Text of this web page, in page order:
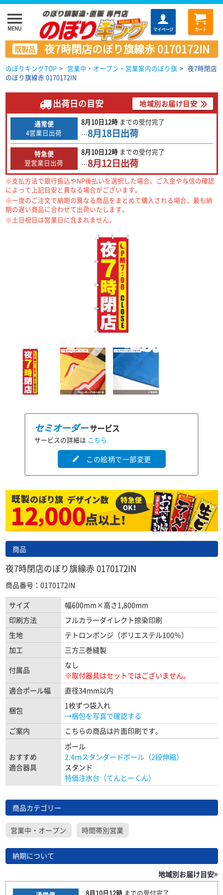
menu
MENU マイページ カート
既製品 夜7時閉店のぼり旗線赤 0170172IN
のぼりキングTOP > 営業中・オープン・営業案内のぼり旗 > 夜7時閉店
のぼり旗線赤 0170172IN
出荷日の目安 地域別お届け目安
通常便
4営業日出荷
8月10日12時 までの受付完了
…8月18日出荷
特急便
翌営業日出荷
8月10日12時 までの受付完了
…8月12日出荷
※支払方法で銀行振込やNP後払いを選択した場合、ご入金や与信の確認
によって上記目安と異なる場合がございます。
※一度のご注文で納期の異なる商品をまとめて購入される場合、最も納
期の遅い商品に合わせて出荷いたします。
※土日祝日は営業日に含まれません。
セミオーダーサービス
サービスの詳細は こちら
edit この絵柄で一部変更
商品
夜7時閉店のぼり旗線赤 0170172IN
商品番号：0170172IN
サイズ
幅600mm×高さ1,800mm
印刷方法
フルカラーダイレクト捺染印刷
生地
テトロンポンジ（ポリエステル100％）
加工
三方三巻縫製
付属品
なし
※取付器具はセットではございません。
適合ポール幅
直径34mm以内
梱包
1枚ずつ袋入れ
→梱包を写真で確認する
ご案内
こちらの商品は片面印刷です。
おすすめ
適合器具
ポール
2.4ｍスタンダードポール（2段伸縮）
スタンド
特価注水台（てんとーくん）
商品カテゴリー
営業中・オープン 時間帯別営業
納期について
地域別お届け目安
8月10日12時までの受付完了